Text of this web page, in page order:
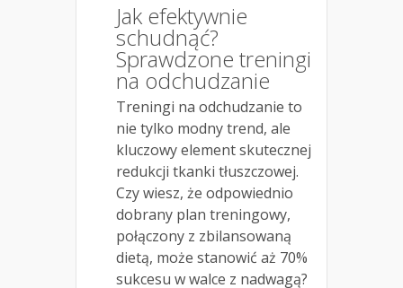
Jak efektywnie
schudnąć?
Sprawdzone treningi
na odchudzanie
Treningi na odchudzanie to
nie tylko modny trend, ale
kluczowy element skutecznej
redukcji tkanki tłuszczowej.
Czy wiesz, że odpowiednio
dobrany plan treningowy,
połączony z zbilansowaną
dietą, może stanowić aż 70%
sukcesu w walce z nadwagą?